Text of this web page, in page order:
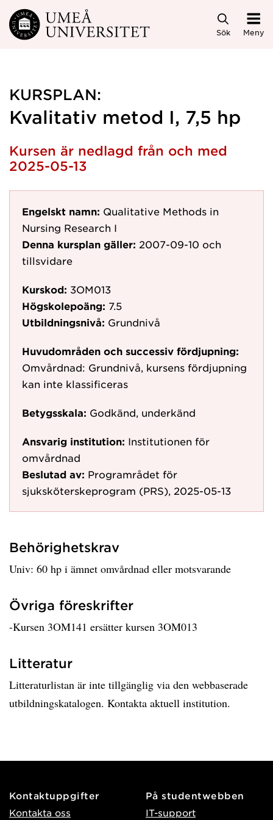
Hoppa direkt till innehållet
Sök Meny
KURSPLAN:
Kvalitativ metod I, 7,5 hp
Kursen är nedlagd från och med
2025-05-13
Engelskt namn: Qualitative Methods in
Nursing Research I
Denna kursplan gäller: 2007-09-10 och
tillsvidare
Kurskod: 3OM013
Högskolepoäng: 7.5
Utbildningsnivå: Grundnivå
Huvudområden och successiv fördjupning:
Omvårdnad: Grundnivå, kursens fördjupning
kan inte klassificeras
Betygsskala: Godkänd, underkänd
Ansvarig institution: Institutionen för
omvårdnad
Beslutad av: Programrådet för
sjuksköterskeprogram (PRS), 2025-05-13
Behörighetskrav
Univ: 60 hp i ämnet omvårdnad eller motsvarande
Övriga föreskrifter
-Kursen 3OM141 ersätter kursen 3OM013
Litteratur
Litteraturlistan är inte tillgänglig via den webbaserade
utbildningskatalogen. Kontakta aktuell institution.
Kontaktuppgifter
Kontakta oss
På studentwebben
IT-support